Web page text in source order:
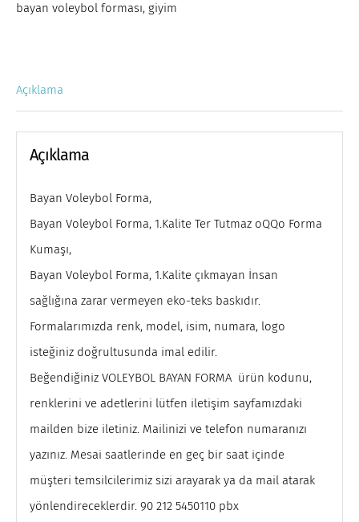
bayan voleybol forması, giyim
Açıklama
Açıklama
Bayan Voleybol Forma,
Bayan Voleybol Forma, 1.Kalite Ter Tutmaz oQQo Forma
Kumaşı,
Bayan Voleybol Forma, 1.Kalite çıkmayan İnsan
sağlığına zarar vermeyen eko-teks baskıdır.
Formalarımızda renk, model, isim, numara, logo
isteğiniz doğrultusunda imal edilir.
Beğendiğiniz VOLEYBOL BAYAN FORMA ürün kodunu,
renklerini ve adetlerini lütfen iletişim sayfamızdaki
mailden bize iletiniz. Mailinizi ve telefon numaranızı
yazınız. Mesai saatlerinde en geç bir saat içinde
müşteri temsilcilerimiz sizi arayarak ya da mail atarak
yönlendireceklerdir. 90 212 5450110 pbx